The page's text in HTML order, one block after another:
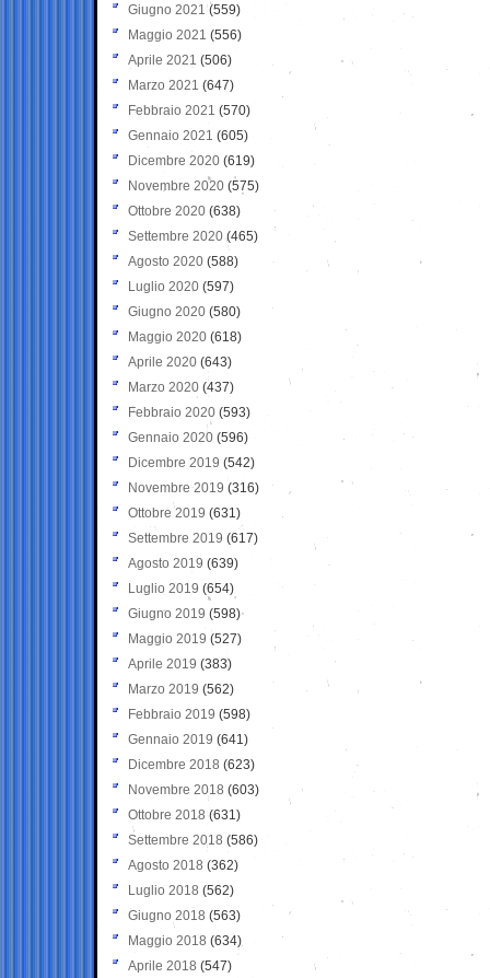
Giugno 2021(559)
Maggio 2021 (556)
Aprile 2021 (506)
Marzo 2021 (647)
Febbraio 2021 (570)
Gennaio 2021 (605)
Dicembre 2020 (619)
Novembre 2020 (575)
Ottobre 2020 (638)
Settembre 2020(465)
Agosto 2020 (588)
Luglio 2020 (597)
Giugno 2020 (580)
Maggio 2020 (618)
Aprile 2020 (643)
Marzo 2020 (437)
Febbraio 2020 (593)
Gennaio 2020 (596)
Dicembre 2019 (542)
Novembre 2019 (316)
Ottobre 2019 (631)
Settembre 2019 (617)
Agosto 2019 (639)
Luglio 2019 (654)
Giugno 2019 (598)
Maggio 2019 (527)
Aprile 2019 (383)
Marzo 2019 (562)
Febbraio 2019 (598)
Gennaio 2019 (641)
Dicembre 2018 (623)
Novembre 2018 (603)
Ottobre 2018 (631)
Settembre 2018 (586)
Agosto 2018 (362)
Luglio 2018 (562)
Giugno 2018 (563)
Maggio 2018 (634)
Aprile 2018 (547)